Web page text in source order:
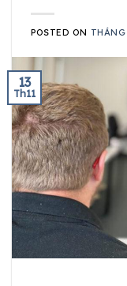
POSTED ON
13
Th11